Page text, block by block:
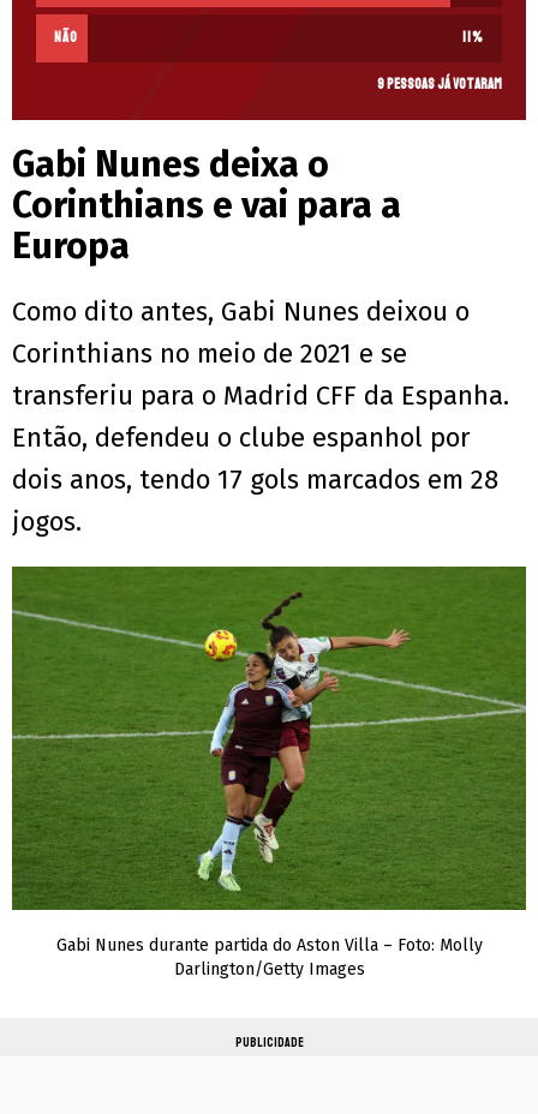
Não 11%
9 pessoas já votaram
Gabi Nunes deixa o
Corinthians e vai para a
Europa
Como dito antes, Gabi Nunes deixou o
Corinthians no meio de 2021 e se
transferiu para o Madrid CFF da Espanha.
Então, defendeu o clube espanhol por
dois anos, tendo 17 gols marcados em 28
jogos.
Gabi Nunes durante partida do Aston Villa – Foto: Molly
Darlington/Getty Images
PUBLICIDADE